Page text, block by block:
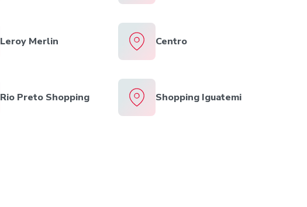
Leroy Merlin Centro
Rio Preto Shopping Shopping Iguatemi